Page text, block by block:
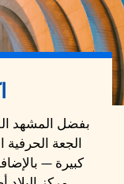
بفضل المشهد
الجعة الحرفية
كبيرة —